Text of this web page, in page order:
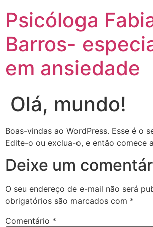
Psicóloga
Barros-
em ansiedade
Olá, mundo!
Boas-vindas ao WordPress. Esse é o
Edite-o ou exclua-o, e então comece
Deixe um
O seu endereço de e-mail não será
obrigatórios são marcados com *
Comentário *